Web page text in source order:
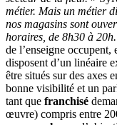
métier. Mais un métier
nos magasins sont
horaires, de 8h30 à 20h.
de l’enseigne occupent,
disposent d’un linéaire
être situés sur des axes
bonne visibilité et un
tant que franchisé
œuvre) compris entre